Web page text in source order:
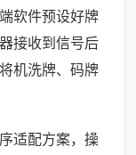
软件预设好牌
接收到信号后
机洗牌、码牌
适配方案，操